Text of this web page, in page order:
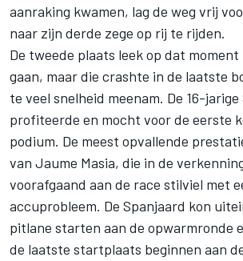
aanraking kwamen, lag de weg vrij
naar zijn derde zege op rij te rijden.
De tweede plaats leek op dat
gaan, maar die crashte in de laatste
te veel snelheid meenam. De 16-jarige
profiteerde en mocht voor de eerste
podium. De meest opvallende
van Jaume Masia, die in de
voorafgaand aan de race stilviel met
accuprobleem. De Spanjaard kon
pitlane starten aan de opwarmronde
de laatste startplaats beginnen aan